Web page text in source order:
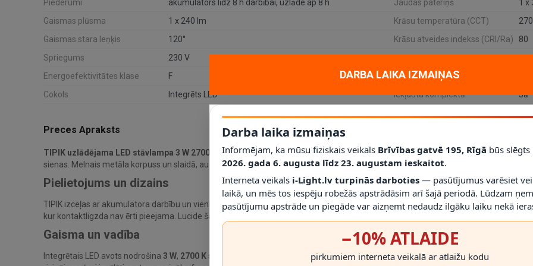
Piederumi
akumulators līdz 8 h darbībai, uzlāde ap 8 h Jaudas patēriņš
1 x
Gaismas plūsma
1 x 240 lm Krāsu temperatūra (CCT)
Gaismas stara leņķis
120° Krāsu atveides indekss (CRI/Ra)
80
Spriegums
230 V
Energoefektivitātes klase
F Kalpošanas laiks (stundas)
Cokols
Integrēts LED Iekļauta komplektā Jā
Preces Apraksts
TIPIK uzlādējama LED stāvlampa 3 W 2700 K melna (Lucide)ir uzlādējama Lucide LED stāvlampa, kas ļauj iegūt gaismu arī tur,
sienas. Melnais metāla korpuss un slaidā, augstā forma padara lampu piemērotu dzīvojamai istabai, lasīšanas zonai vai
Pielietojums un dizains
TIPIK izceļas ar akumulatora darbību un vienkāršu pārvietošanu. To var izmantot kā atmosfēras gaismu vakaram, kā
kur kontaktligzda nav ērti pieejama. Lucide šai lampai norāda akumulatora darbību līdz aptuveni
Gaisma un vadība
Integrētais LED avots nodrošina 3 W, 2700 Ksilti baltu gaismu un gaismas plūsmu. Spilgtumu var pielāgot ar3 pakāpju
DARBA LAIKA IZMAIŅAS
Darba laika izmaiņas
Informējam, ka mūsu fiziskais veikals Brīvības gatvē 195, Rīgā būs slēgts
2026. gada 6. augusta līdz 23. augustam ieskaitot.
Interneta veikals i-Light.lv turpinās darboties — pasūtījumus varēsiet
laikā, un mēs tos iespēju robežās apstrādāsim arī šajā periodā. Lūdzam
pasūtījumu apstrāde un piegāde var aizņemt nedaudz ilgāku laiku nekā
−10% ATLAIDE
pirkumiem interneta veikalā ar atlaižu kodu